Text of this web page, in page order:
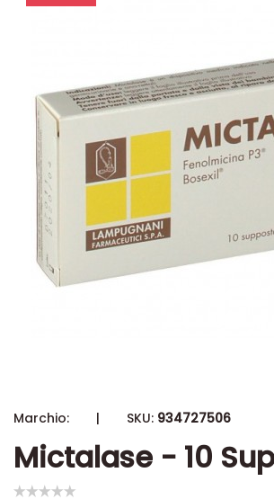
Marchio: | SKU: 934727506
Mictalase - 10